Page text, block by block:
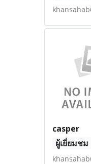
casper
ผู้เยี่ยมชม